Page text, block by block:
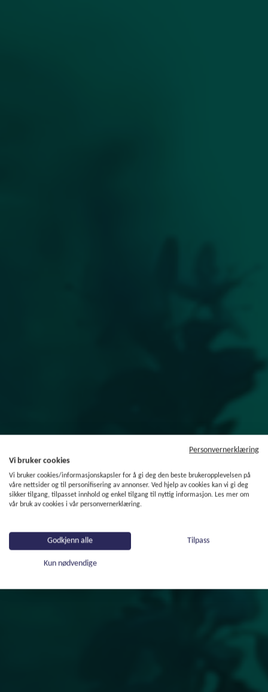
Personvernerklæring
Vi bruker cookies
Vi bruker cookies/informasjonskapsler for å gi deg den beste brukeropplevelsen på
våre nettsider og til personifisering av annonser. Ved hjelp av cookies kan vi gi deg
sikker tilgang, tilpasset innhold og enkel tilgang til nyttig informasjon. Les mer om
vår bruk av cookies i vår personvernerklæring.
Godkjenn alle Tilpass
Kun nødvendige